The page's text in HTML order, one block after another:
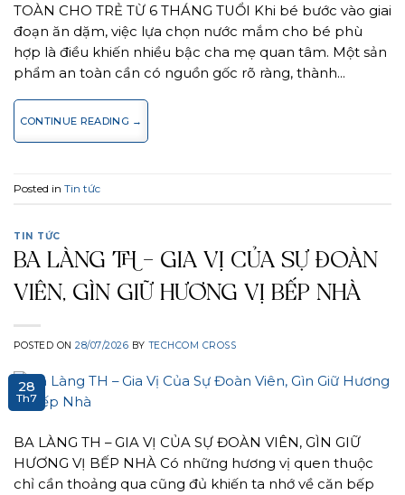
TOÀN CHO TRẺ TỪ 6 THÁNG TUỔI Khi bé bước vào giai
đoạn ăn dặm, việc lựa chọn nước mắm cho bé phù
hợp là điều khiến nhiều bậc cha mẹ quan tâm. Một sản
phẩm an toàn cần có nguồn gốc rõ ràng, thành…
CONTINUE READING →
Posted in Tin tức
TIN TỨC
BA LÀNG TH – GIA VỊ CỦA SỰ ĐOÀN
VIÊN, GÌN GIỮ HƯƠNG VỊ BẾP NHÀ
POSTED ON28/07/2026 BYTECHCOM CROSS
28
Th7
BA LÀNG TH – GIA VỊ CỦA SỰ ĐOÀN VIÊN, GÌN GIỮ
HƯƠNG VỊ BẾP NHÀ Có những hương vị quen thuộc
chỉ cần thoảng qua cũng đủ khiến ta nhớ về căn bếp